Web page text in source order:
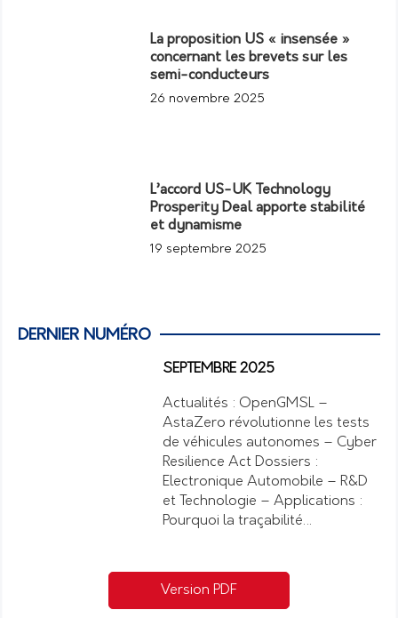
La proposition US « insensée »
concernant les brevets sur les
semi-conducteurs
26 novembre 2025
L’accord US-UK Technology
Prosperity Deal apporte stabilité
et dynamisme
19 septembre 2025
DERNIER NUMÉRO
SEPTEMBRE 2025
Actualités : OpenGMSL –
AstaZero révolutionne les tests
de véhicules autonomes – Cyber
Resilience Act Dossiers :
Electronique Automobile – R&D
et Technologie – Applications :
Pourquoi la traçabilité…
Version PDF